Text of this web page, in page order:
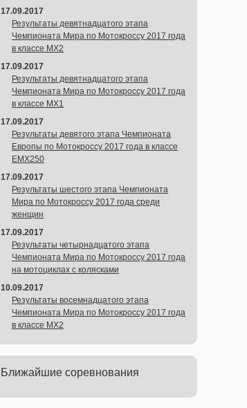
17.09.2017
Результаты девятнадцатого этапа
Чемпионата Мира по Мотокроссу 2017 года
в классе MX2
17.09.2017
Результаты девятнадцатого этапа
Чемпионата Мира по Мотокроссу 2017 года
в классе MX1
17.09.2017
Результаты девятого этапа Чемпионата
Европы по Мотокроссу 2017 года в классе
EMX250
17.09.2017
Результаты шестого этапа Чемпионата
Мира по Мотокроссу 2017 года среди
женщин
17.09.2017
Результаты четырнадцатого этапа
Чемпионата Мира по Мотокроссу 2017 года
на мотоциклах с колясками
10.09.2017
Результаты восемнадцатого этапа
Чемпионата Мира по Мотокроссу 2017 года
в классе MX2
Ближайшие соревнования